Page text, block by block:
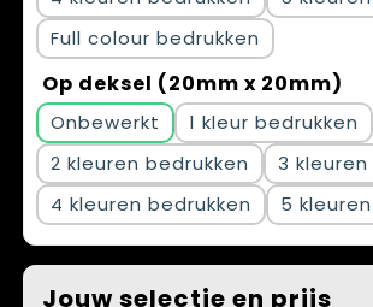
Full colour
Op deksel (20mm x 20mm)
Onbewerkt
1
2
3
4
5
Jouw selectie en prijs